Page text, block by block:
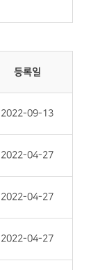
등록일
2022-09-13
2022-04-27
2022-04-27
2022-04-27